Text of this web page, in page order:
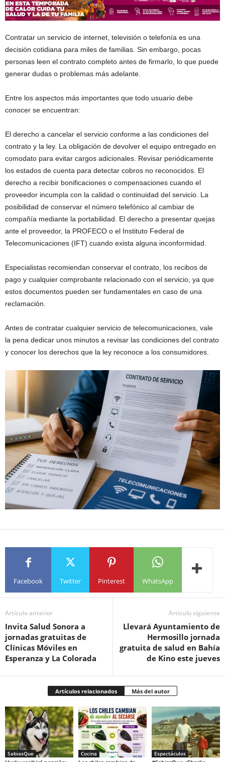
Contratar un servicio de internet, televisión o telefonía es una
decisión cotidiana para miles de familias. Sin embargo, pocas
personas leen el contrato completo antes de firmarlo, lo que puede
generar dudas o problemas más adelante.
Entre los aspectos más importantes que todo usuario debe
conocer se encuentran:
El derecho a cancelar el servicio conforme a las condiciones del
contrato y la ley. La obligación de devolver el equipo entregado en
comodato para evitar cargos adicionales. Revisar periódicamente
los estados de cuenta para detectar cobros no reconocidos. El
derecho a recibir bonificaciones o compensaciones cuando el
proveedor incumpla con la calidad o continuidad del servicio. La
posibilidad de conservar el número telefónico al cambiar de
compañía mediante la portabilidad. El derecho a presentar quejas
ante el proveedor, la PROFECO o el Instituto Federal de
Telecomunicaciones (IFT) cuando exista alguna inconformidad.
Especialistas recomiendan conservar el contrato, los recibos de
pago y cualquier comprobante relacionado con el servicio, ya que
estos documentos pueden ser fundamentales en caso de una
reclamación.
Antes de contratar cualquier servicio de telecomunicaciones, vale
la pena dedicar unos minutos a revisar las condiciones del contrato
y conocer los derechos que la ley reconoce a los consumidores.
Facebook Twitter Pinterest WhatsApp
Artículo anterior
Invita Salud Sonora a
jornadas gratuitas de
Clínicas Móviles en
Esperanza y La Colorada
Artículo siguiente
Llevará Ayuntamiento de
Hermosillo jornada
gratuita de salud en Bahía
de Kino este jueves
Artículos relacionados Más del autor
SabiasQue Cocina Espectáculos